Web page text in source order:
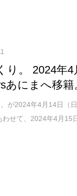
り。 2024年
あにまへ移
が2024年4月14日（
わせて、2024年4月15